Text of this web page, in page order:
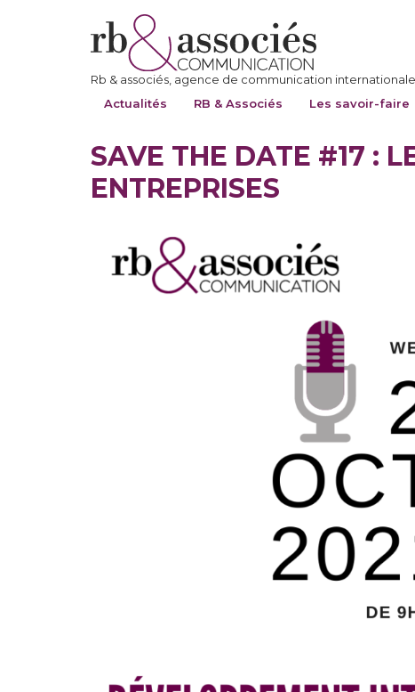
Rb & associés, agence de communication
Actualités
RB & Associés Les savoir-faire
SAVE THE DATE #17 :
ENTREPRISES